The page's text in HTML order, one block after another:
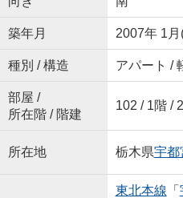
築年月 2007年 1
種別 / 構造 アパート /
部屋 /
所在階 / 階建
102 / 1階 /
所在地 栃木県宇都
東北本線 「